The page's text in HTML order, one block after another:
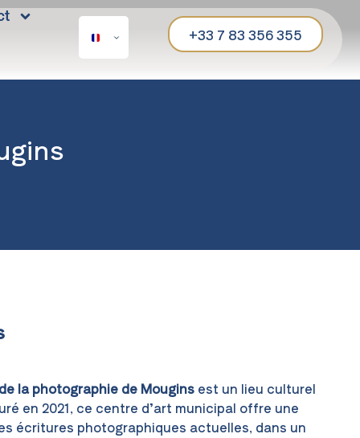
+33 7 83 356 355
la photographie de Mouginsest un lieu culturel
en 2021, ce centre d’art municipal offre une
écritures photographiques actuelles, dans un